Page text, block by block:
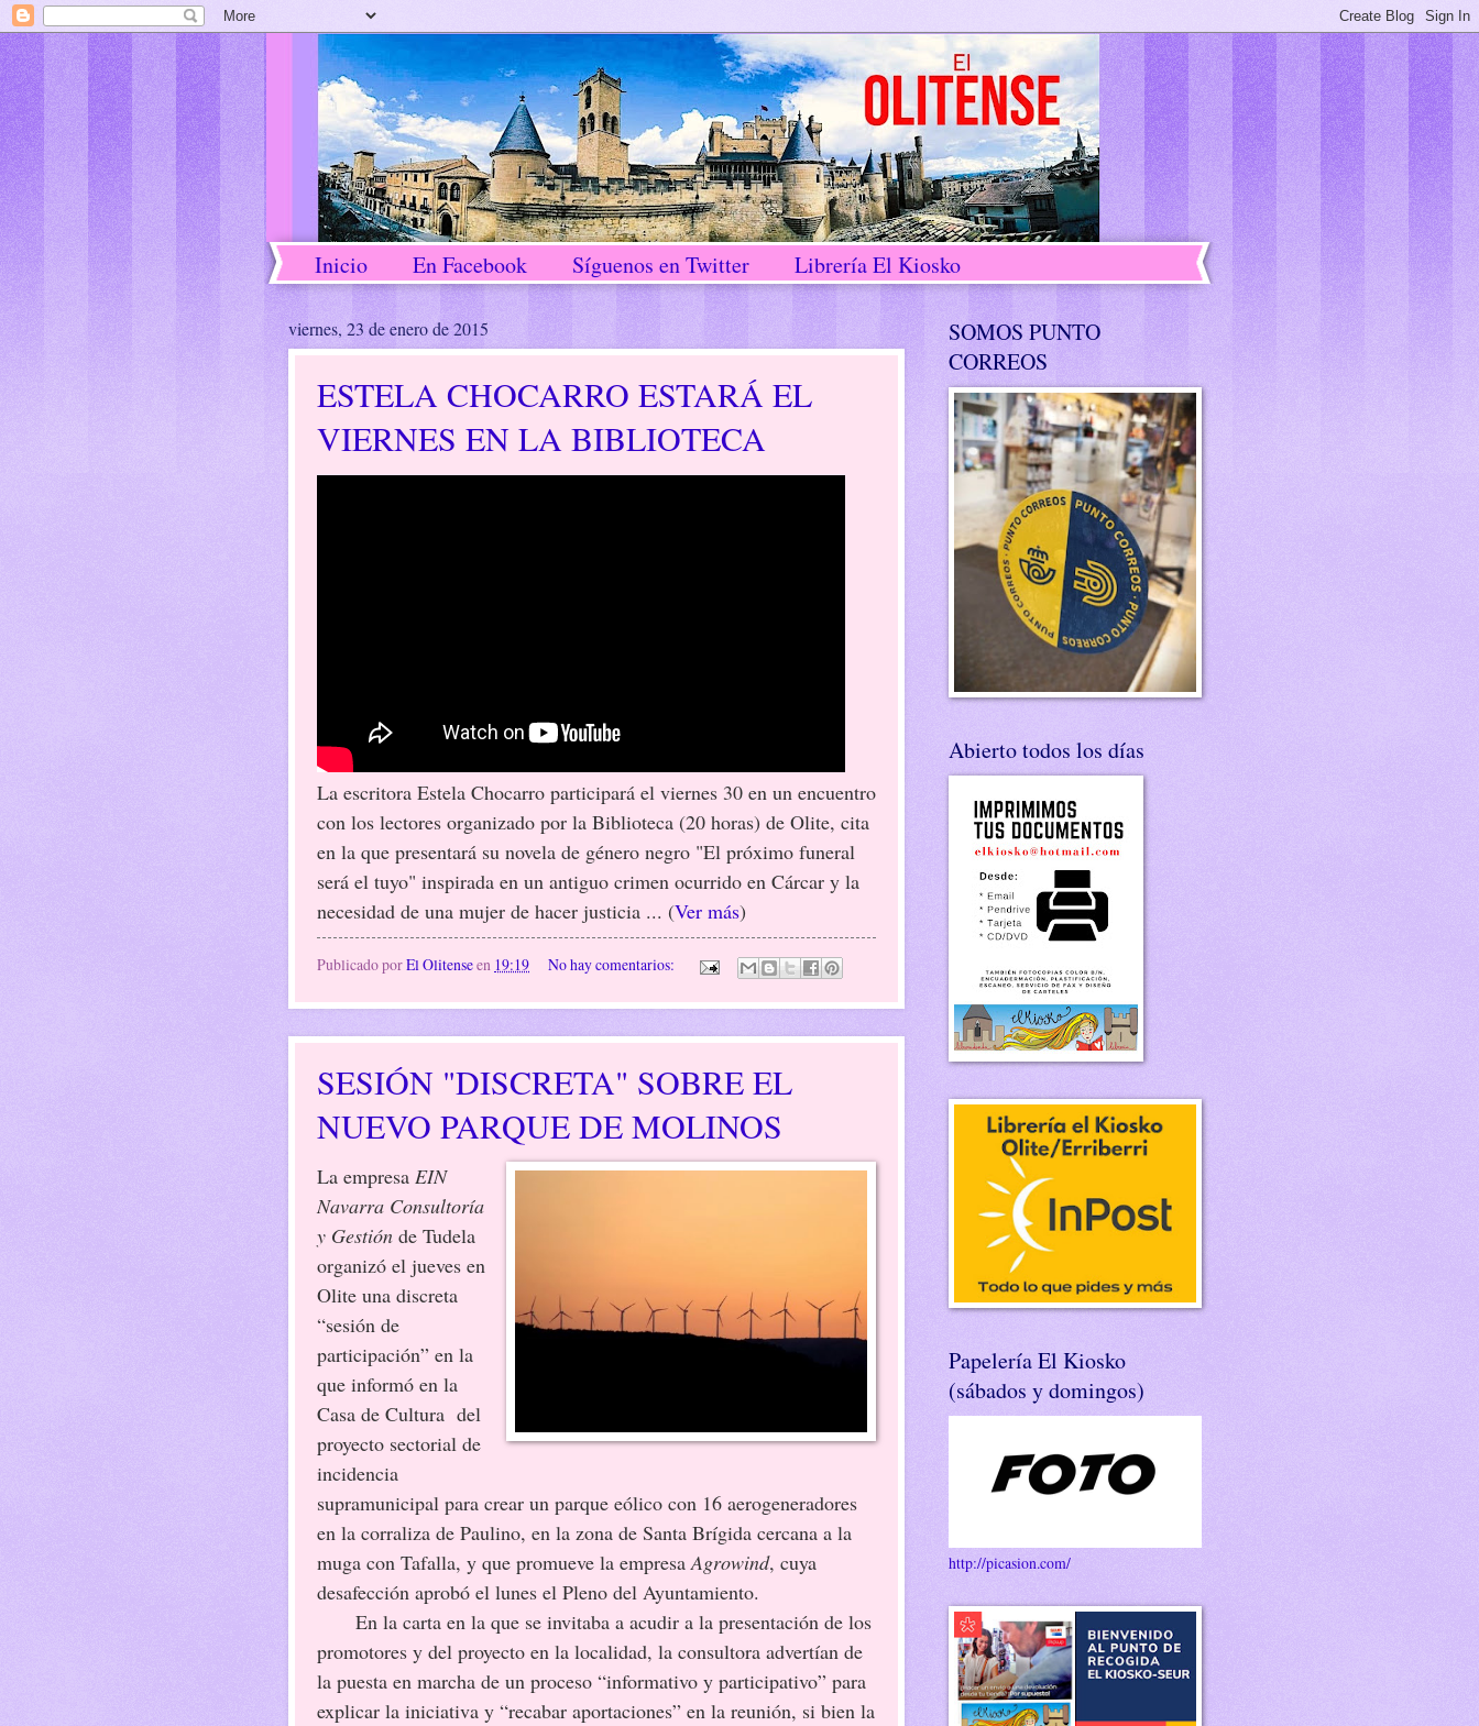
Inicio En Facebook Síguenos en Twitter Librería El Kiosko
viernes, 23 de enero de 2015
ESTELA CHOCARRO ESTARÁ EL
VIERNES EN LA BIBLIOTECA
La escritora Estela Chocarro participará el viernes 30 en un encuentro
con los lectores organizado por la Biblioteca (20 horas) de Olite, cita
en la que presentará su novela de género negro "El próximo funeral
será el tuyo" inspirada en un antiguo crimen ocurrido en Cárcar y la
necesidad de una mujer de hacer justicia ... (Ver más)
Publicado porEl Olitenseen 19:19 No hay comentarios:
SESIÓN "DISCRETA" SOBRE EL
NUEVO PARQUE DE MOLINOS
La empresa EIN
Navarra Consultoría
y Gestión de Tudela
organizó el jueves en
Olite una discreta
“sesión de
participación” en la
que informó en la
Casa de Cultura del
proyecto sectorial de
incidencia
supramunicipal para crear un parque eólico con 16 aerogeneradores
en la corraliza de Paulino, en la zona de Santa Brígida cercana a la
muga con Tafalla, y que promueve la empresaAgrowind, cuya
desafección aprobó el lunes el Pleno del Ayuntamiento.
En la carta en la que se invitaba a acudir a la presentación de los
promotores y del proyecto en la localidad, la consultora advertían de
la puesta en marcha de un proceso “informativo y participativo” para
explicar la iniciativa y “recabar aportaciones” en la reunión, si bien la
SOMOS PUNTO
CORREOS
Abierto todos los días
Papelería El Kiosko
(sábados y domingos)
http://picasion.com/